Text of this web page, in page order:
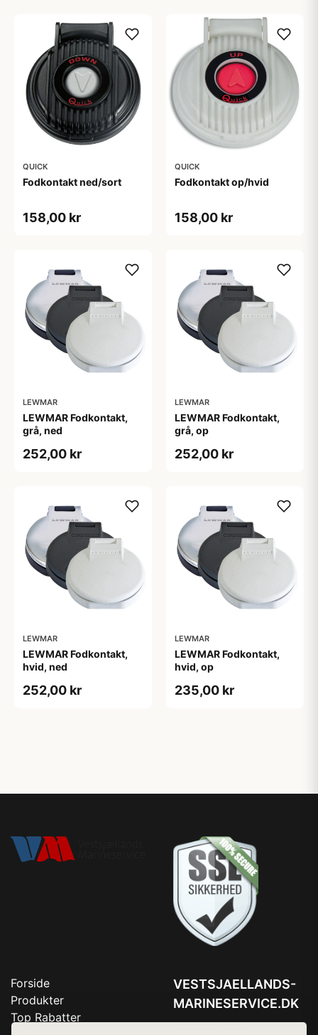
QUICK
Fodkontakt ned/sort
158,00 kr
QUICK
Fodkontakt op/hvid
158,00 kr
LEWMAR
LEWMAR Fodkontakt,
grå, ned
252,00 kr
LEWMAR
LEWMAR Fodkontakt,
grå, op
252,00 kr
LEWMAR
LEWMAR Fodkontakt,
hvid, ned
252,00 kr
LEWMAR
LEWMAR Fodkontakt,
hvid, op
235,00 kr
Forside
Produkter
Top Rabatter
VESTSJAELLANDS-
MARINESERVICE.DK